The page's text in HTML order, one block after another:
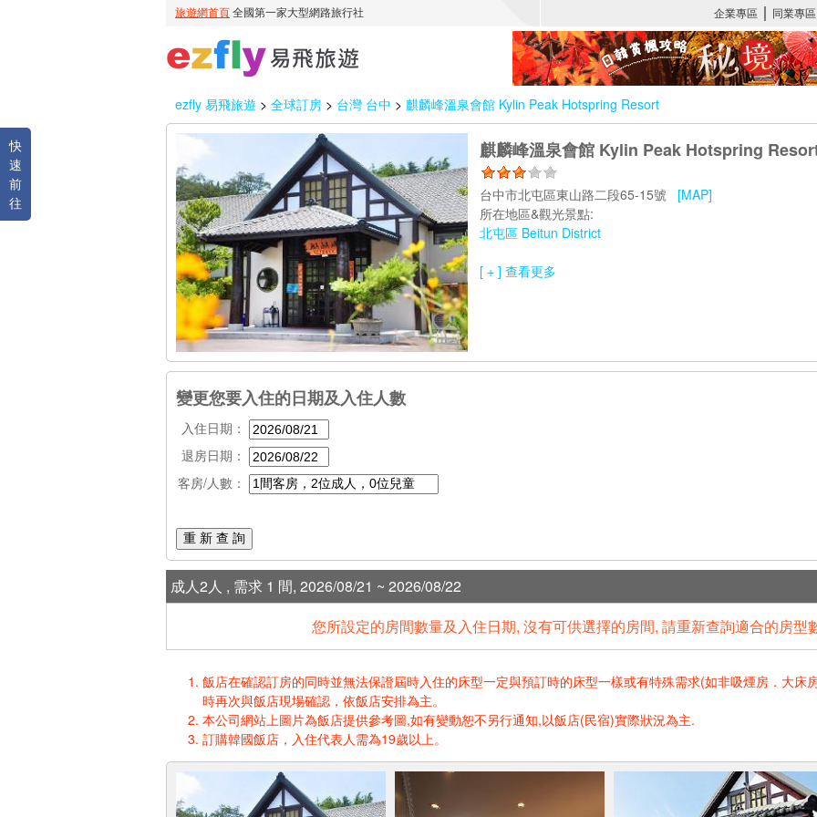
ezfly 易飛旅遊 > 全球訂房 > 台灣 台中 > 麒麟峰溫泉會館 Kylin Peak Hotspring Resort
快
速
前
往
麒麟峰溫泉會館 Kylin Peak Hotspring
台中市北屯區東山路二段65-15號 [MAP]
所在地區&觀光景點:
北屯區 Beitun District
[ + ] 查看更多
變更您要入住的日期及入住人數
入住日期：
退房日期：
客房/人數：
重 新 查 詢
成人2人 , 需求 1 間, 2026/08/21 ~ 2026/08/22
您所設定的房間數量及入住日期, 沒有可供選擇的房間, 請重新查詢適合的房型
飯店在確認訂房的同時並無法保證屆時入住的床型一定與預訂時的床型一樣或有特殊需求(如非吸煙房．大床
時再次與飯店現場確認，依飯店安排為主。
本公司網站上圖片為飯店提供參考圖,如有變動恕不另行通知,以飯店(民宿)實際狀況為主.
訂購韓國飯店，入住代表人需為19歲以上。